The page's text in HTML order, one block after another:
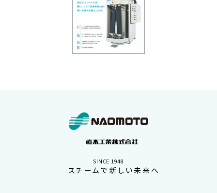
SINCE 1948
スチームで新しい未来へ